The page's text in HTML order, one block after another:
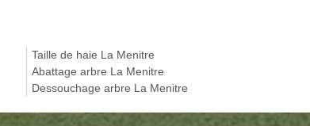
Taille de haie La Menitre
Abattage arbre La Menitre
Dessouchage arbre La Menitre